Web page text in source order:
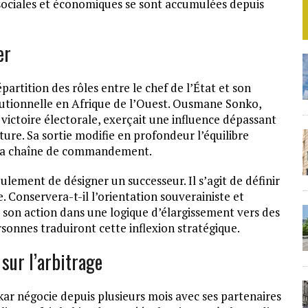
et économiques se sont accumulées depuis
des rôles entre le chef de l’État et son
en Afrique de l’Ouest. Ousmane Sonko,
électorale, exerçait une influence dépassant
Sa sortie modifie en profondeur l’équilibre
chaîne de commandement.
de désigner un successeur. Il s’agit de définir
Conservera-t-il l’orientation souverainiste et
action dans une logique d’élargissement vers des
traduiront cette inflexion stratégique.
l’arbitrage
négocie depuis plusieurs mois avec ses partenaires